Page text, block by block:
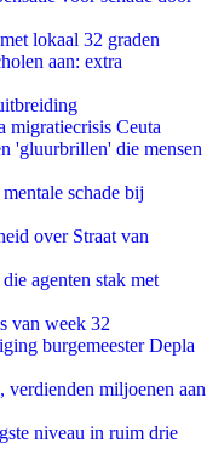
lokaal 32 graden
aan: extra
migratiecrisis Ceuta
'gluurbrillen' die mensen
schade bij
over Straat van
agenten stak met
van week 32
burgemeester Depla
verdienden miljoenen aan
niveau in ruim drie